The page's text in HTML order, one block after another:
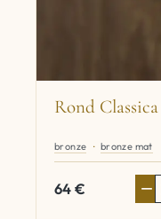
Rond Classica
bronze bronze mat
64€ −